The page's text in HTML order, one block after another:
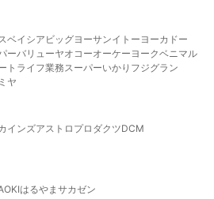
ベイシア ビッグヨーサンイトーヨーカドー
ーバリューヤオコーオーケー ヨークベニマル
ト ライフ業務スーパーいかり フジグラン
ヤ
インズアストロプロダクツDCM
はるやま サカゼン